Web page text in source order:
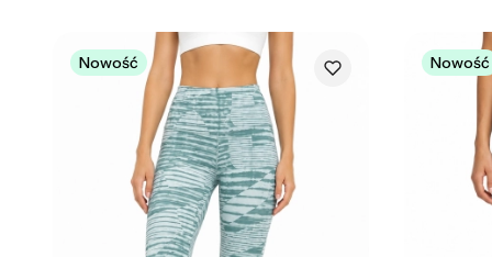
Nowość Nowość